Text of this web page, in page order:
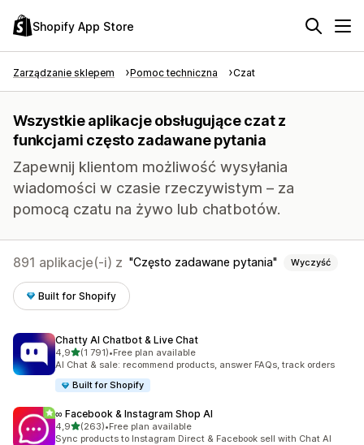
Shopify App Store
Zarządzanie sklepem Pomoc techniczna Czat
Wszystkie aplikacje obsługujące czat z
funkcjami często zadawane pytania
Zapewnij klientom możliwość wysyłania
wiadomości w czasie rzeczywistym – za
pomocą czatu na żywo lub chatbotów.
891 aplikacje(-i) z Często zadawane pytania Wyczyść
Built for Shopify
Chatty AI Chatbot & Live Chat
4,9na 5 gwiazdek
(1 791)
Łączna liczba recenzji: 1791
•Free plan available
AI Chat & sale: recommend products, answer FAQs, track orders
Built for Shopify
∞ Facebook & Instagram Shop AI
4,9na 5 gwiazdek
(263)
Łączna liczba recenzji: 263
•Free plan available
Sync products to Instagram Direct & Facebook sell with Chat AI